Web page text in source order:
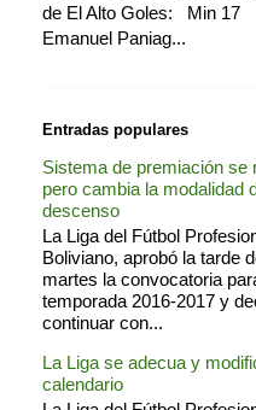
de El Alto Goles: Min 17
Emanuel Paniag...
Entradas populares
Sistema de premiación se
pero cambia la modalidad
descenso
La Liga del Fútbol
Boliviano, aprobó la tarde
martes la convocatoria
temporada 2016-2017 y
continuar con...
La Liga se adecua y
calendario